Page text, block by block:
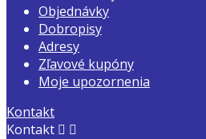
Objednávky
Dobropisy
Adresy
Zľavové kupóny
Moje upozornenia
Kontakt
Kontakt  